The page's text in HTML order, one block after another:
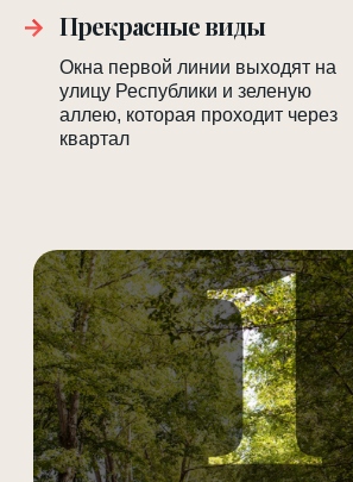
Окна первой линии выходят на
улицу Республики и зеленую
аллею, которая проходит через
квартал
Прекрасные виды